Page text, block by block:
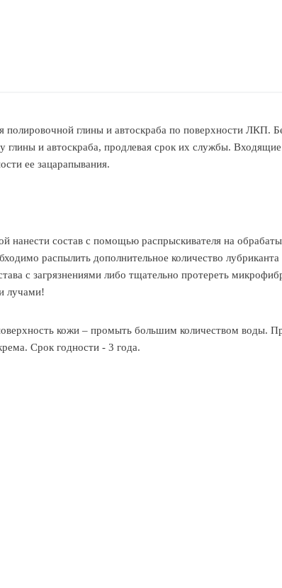
глины и автоскраба по поверхности ЛКП.
глины и автоскраба, продлевая срок их службы.
ее зацарапывания.
нанести состав с помощью распрыскивателя на
распылить дополнительное количество
с загрязнениями либо тщательно протереть
лучами!
кожи – промыть большим количеством воды.
Срок годности - 3 года.